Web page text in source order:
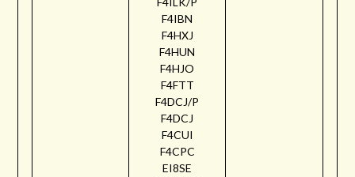
F4IBN
F4HXJ
F4HUN
F4HJO
F4FTT
F4DCJ/P
F4DCJ
F4CUI
F4CPC
EI8SE